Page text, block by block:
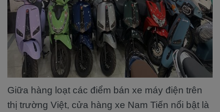
Giữa hàng loạt các điểm bán xe máy điện trên
thị trường Việt, cửa hàng xe Nam Tiến nổi bật là